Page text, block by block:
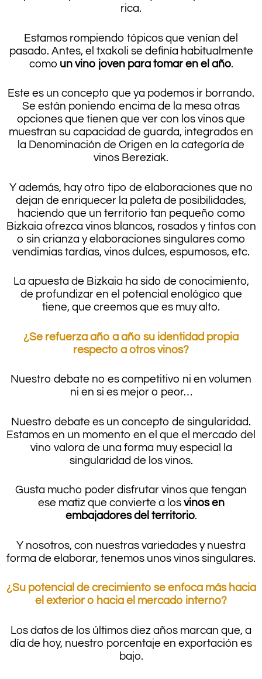
rica.
Estamos rompiendo tópicos que venían del
pasado. Antes, el txakoli se definía habitualmente
como un vino joven para tomar en el año.
Este es un concepto que ya podemos ir borrando.
Se están poniendo encima de la mesa otras
opciones que tienen que ver con los vinos que
muestran su capacidad de guarda, integrados en
la Denominación de Origen en la categoría de
vinos Bereziak.
Y además, hay otro tipo de elaboraciones que no
dejan de enriquecer la paleta de posibilidades,
haciendo que un territorio tan pequeño como
Bizkaia ofrezca vinos blancos, rosados y tintos con
o sin crianza y elaboraciones singulares como
vendimias tardías, vinos dulces, espumosos, etc.
La apuesta de Bizkaia ha sido de conocimiento,
de profundizar en el potencial enológico que
tiene, que creemos que es muy alto.
¿Se refuerza año a año su identidad propia
respecto a otros vinos?
Nuestro debate no es competitivo ni en volumen
ni en si es mejor o peor…
Nuestro debate es un concepto de singularidad.
Estamos en un momento en el que el mercado del
vino valora de una forma muy especial la
singularidad de los vinos.
Gusta mucho poder disfrutar vinos que tengan
ese matiz que convierte a los vinos en
embajadores del territorio.
Y nosotros, con nuestras variedades y nuestra
forma de elaborar, tenemos unos vinos singulares.
¿Su potencial de crecimiento se enfoca más hacia
el exterior o hacia el mercado interno?
Los datos de los últimos diez años marcan que, a
día de hoy, nuestro porcentaje en exportación es
bajo.